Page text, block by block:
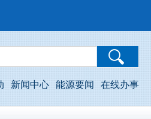
新闻中心 能源要闻 在线办事